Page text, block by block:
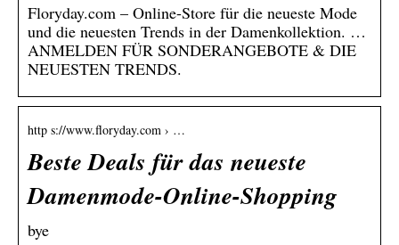
Floryday.com – Online-Store für die neueste Mode
und die neuesten Trends in der Damenkollektion. …
ANMELDEN FÜR SONDERANGEBOTE & DIE
NEUESTEN TRENDS.
http s://www.floryday.com › …
Beste Deals für das neueste
Damenmode-Online-Shopping
bye